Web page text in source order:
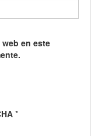
en este
*